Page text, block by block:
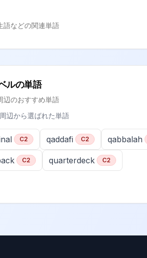
語などの関連単語
ルの単語
辺のおすすめ単語
辺から選ばれた単語
C2 qaddafi C2 qabbalah
C2 quarterdeck C2